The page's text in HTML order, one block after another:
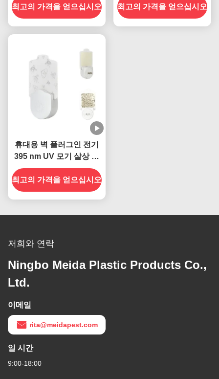
효과적인 곤충 관리
최고의 가격을 얻으십시오
고체 상태 고효율
최고의 가격을 얻으십시오
휴대용 벽 플러그인 전기
395 nm UV 모기 살상 램
프
최고의 가격을 얻으십시오
저희와 연락
Ningbo Meida Plastic Products Co.,
Ltd.
이메일
rita@meidapest.com
일 시간
9:00-18:00